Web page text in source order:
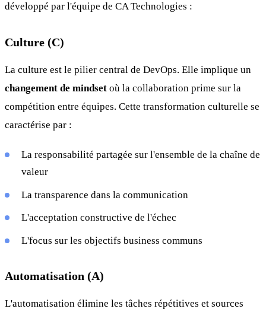
développé par l'équipe de CA Technologies :
Culture (C)
La culture est le pilier central de DevOps. Elle implique un
changement de mindset où la collaboration prime sur la
compétition entre équipes. Cette transformation culturelle se
caractérise par :
La responsabilité partagée sur l'ensemble de la chaîne de
valeur
La transparence dans la communication
L'acceptation constructive de l'échec
L'focus sur les objectifs business communs
Automatisation (A)
L'automatisation élimine les tâches répétitives et sources